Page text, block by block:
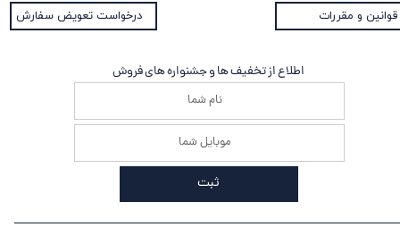
قوانین و مقررات درخواست تعویض سفارش
اطلاع از تخفیف ها و جشنواره های فروش
ثبت